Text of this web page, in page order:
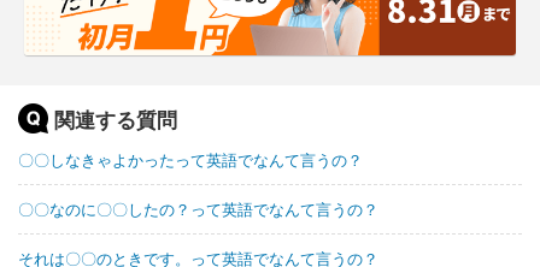
関連する質問
〇〇しなきゃよかったって英語でなんて言うの？
〇〇なのに〇〇したの？って英語でなんて言うの？
それは〇〇のときです。って英語でなんて言うの？